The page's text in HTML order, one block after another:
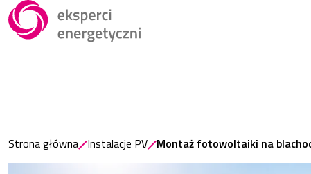
Strona główna Instalacje PV Montaż fotowoltaiki na